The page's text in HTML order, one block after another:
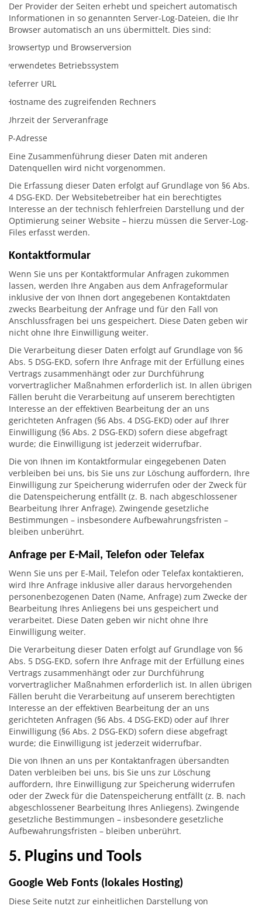
Der Provider der Seiten erhebt und speichert automatisch
Informationen in so genannten Server-Log-Dateien, die Ihr
Browser automatisch an uns übermittelt. Dies sind:
Browsertyp und Browserversion
verwendetes Betriebssystem
Referrer URL
Hostname des zugreifenden Rechners
Uhrzeit der Serveranfrage
IP-Adresse
Eine Zusammenführung dieser Daten mit anderen
Datenquellen wird nicht vorgenommen.
Die Erfassung dieser Daten erfolgt auf Grundlage von §6 Abs.
4 DSG-EKD. Der Websitebetreiber hat ein berechtigtes
Interesse an der technisch fehlerfreien Darstellung und der
Optimierung seiner Website – hierzu müssen die Server-Log-
Files erfasst werden.
Kontaktformular
Wenn Sie uns per Kontaktformular Anfragen zukommen
lassen, werden Ihre Angaben aus dem Anfrageformular
inklusive der von Ihnen dort angegebenen Kontaktdaten
zwecks Bearbeitung der Anfrage und für den Fall von
Anschlussfragen bei uns gespeichert. Diese Daten geben wir
nicht ohne Ihre Einwilligung weiter.
Die Verarbeitung dieser Daten erfolgt auf Grundlage von §6
Abs. 5 DSG-EKD, sofern Ihre Anfrage mit der Erfüllung eines
Vertrags zusammenhängt oder zur Durchführung
vorvertraglicher Maßnahmen erforderlich ist. In allen übrigen
Fällen beruht die Verarbeitung auf unserem berechtigten
Interesse an der effektiven Bearbeitung der an uns
gerichteten Anfragen (§6 Abs. 4 DSG-EKD) oder auf Ihrer
Einwilligung (§6 Abs. 2 DSG-EKD) sofern diese abgefragt
wurde; die Einwilligung ist jederzeit widerrufbar.
Die von Ihnen im Kontaktformular eingegebenen Daten
verbleiben bei uns, bis Sie uns zur Löschung auffordern, Ihre
Einwilligung zur Speicherung widerrufen oder der Zweck für
die Datenspeicherung entfällt (z. B. nach abgeschlossener
Bearbeitung Ihrer Anfrage). Zwingende gesetzliche
Bestimmungen – insbesondere Aufbewahrungsfristen –
bleiben unberührt.
Anfrage per E-Mail, Telefon oder Telefax
Wenn Sie uns per E-Mail, Telefon oder Telefax kontaktieren,
wird Ihre Anfrage inklusive aller daraus hervorgehenden
personenbezogenen Daten (Name, Anfrage) zum Zwecke der
Bearbeitung Ihres Anliegens bei uns gespeichert und
verarbeitet. Diese Daten geben wir nicht ohne Ihre
Einwilligung weiter.
Die Verarbeitung dieser Daten erfolgt auf Grundlage von §6
Abs. 5 DSG-EKD, sofern Ihre Anfrage mit der Erfüllung eines
Vertrags zusammenhängt oder zur Durchführung
vorvertraglicher Maßnahmen erforderlich ist. In allen übrigen
Fällen beruht die Verarbeitung auf unserem berechtigten
Interesse an der effektiven Bearbeitung der an uns
gerichteten Anfragen (§6 Abs. 4 DSG-EKD) oder auf Ihrer
Einwilligung (§6 Abs. 2 DSG-EKD) sofern diese abgefragt
wurde; die Einwilligung ist jederzeit widerrufbar.
Die von Ihnen an uns per Kontaktanfragen übersandten
Daten verbleiben bei uns, bis Sie uns zur Löschung
auffordern, Ihre Einwilligung zur Speicherung widerrufen
oder der Zweck für die Datenspeicherung entfällt (z. B. nach
abgeschlossener Bearbeitung Ihres Anliegens). Zwingende
gesetzliche Bestimmungen – insbesondere gesetzliche
Aufbewahrungsfristen – bleiben unberührt.
5. Plugins und Tools
Google Web Fonts (lokales Hosting)
Diese Seite nutzt zur einheitlichen Darstellung von